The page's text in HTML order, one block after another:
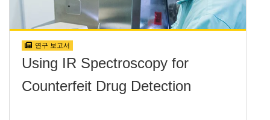
연구 보고서
Using IR Spectroscopy for
Counterfeit Drug Detection